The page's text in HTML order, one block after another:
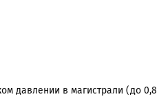
давлении в магистрали (до 0,8